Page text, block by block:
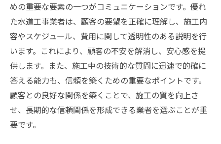
めの重要な要素の一つがコミュニケーションです。優れ
た水道工事業者は、顧客の要望を正確に理解し、施工内
容やスケジュール、費用に関して透明性のある説明を行
います。これにより、顧客の不安を解消し、安心感を提
供します。また、施工中の技術的な質問に迅速で的確に
答える能力も、信頼を築くための重要なポイントです。
顧客との良好な関係を築くことで、施工の質を向上さ
せ、長期的な信頼関係を形成できる業者を選ぶことが重
要です。